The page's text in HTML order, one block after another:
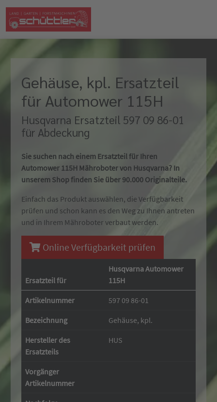
Gehäuse, kpl. Ersatzteil
für Automower 115H
Husqvarna Ersatzteil 597 09 86-01
für Abdeckung
Sie suchen nach einem Ersatzteil für Ihren
Automower 115H Mähroboter von Husqvarna? In
unserem Shop finden Sie über 90.000 Originalteile.
Einfach das Produkt auswählen, die Verfügbarkeit
prüfen und schon kann es den Weg zu Ihnen antreten
und in Ihrem Mähroboter verbaut werden.
Online Verfügbarkeit prüfen
Ersatzteil für
Husqvarna Automower
115H
Artikelnummer 597 09 86-01
Bezeichnung Gehäuse, kpl.
Hersteller des
Ersatzteils
HUS
Vorgänger
Artikelnummer